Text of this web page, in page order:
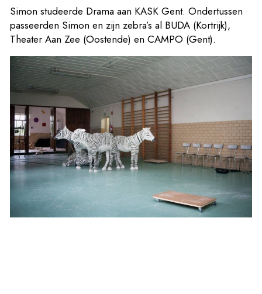
Simon studeerde Drama aan KASK Gent. Ondertussen
passeerden Simon en zijn zebra’s al BUDA (Kortrijk),
Theater Aan Zee (Oostende) en CAMPO (Gent).